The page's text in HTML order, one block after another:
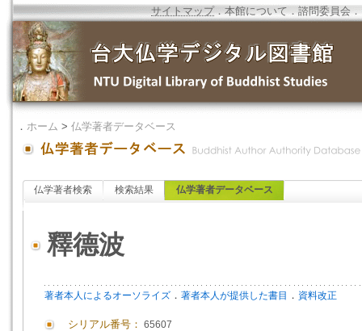
サイトマップ．本館について ．諮問委員会 ．
． ホーム > 仏学著者データベース
仏学著者検索 検索結果 仏学著者データベース
釋德波
著者本人によるオーソライズ ． 著者本人が提供した書目 ． 資料改正
シリアル番号： 65607